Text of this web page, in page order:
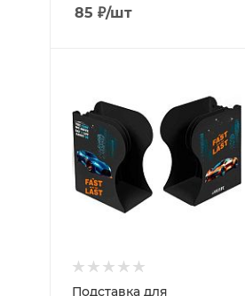
85 ₽/шт
Подставка для